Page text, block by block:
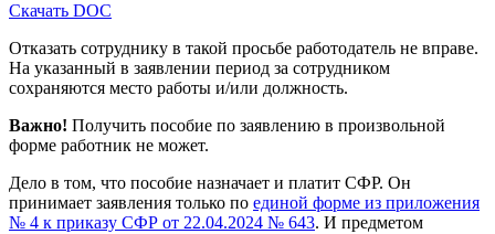
Скачать DOC
Отказать сотруднику в такой просьбе работодатель не вправе.
На указанный в заявлении период за сотрудником
сохраняются место работы и/или должность.
Важно! Получить пособие по заявлению в произвольной
форме работник не может.
Дело в том, что пособие назначает и платит СФР. Он
принимает заявления только по единой форме из приложения
№ 4 к приказу СФР от 22.04.2024 № 643. И предметом